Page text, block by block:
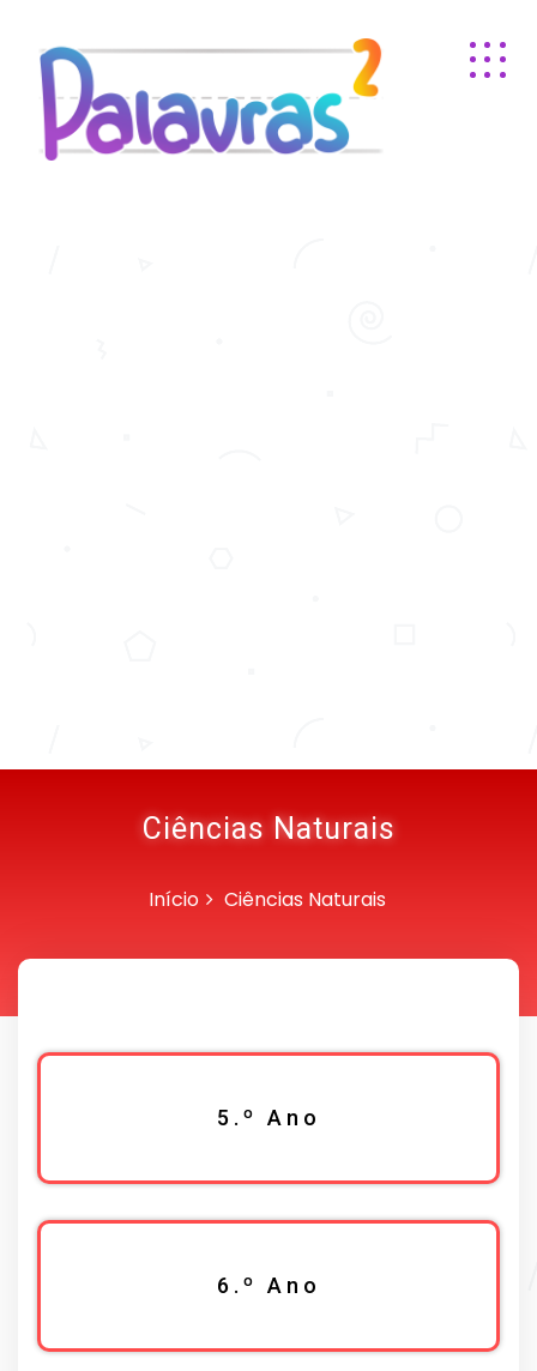
Ciências Naturais
Início Ciências Naturais
5.º Ano
6.º Ano